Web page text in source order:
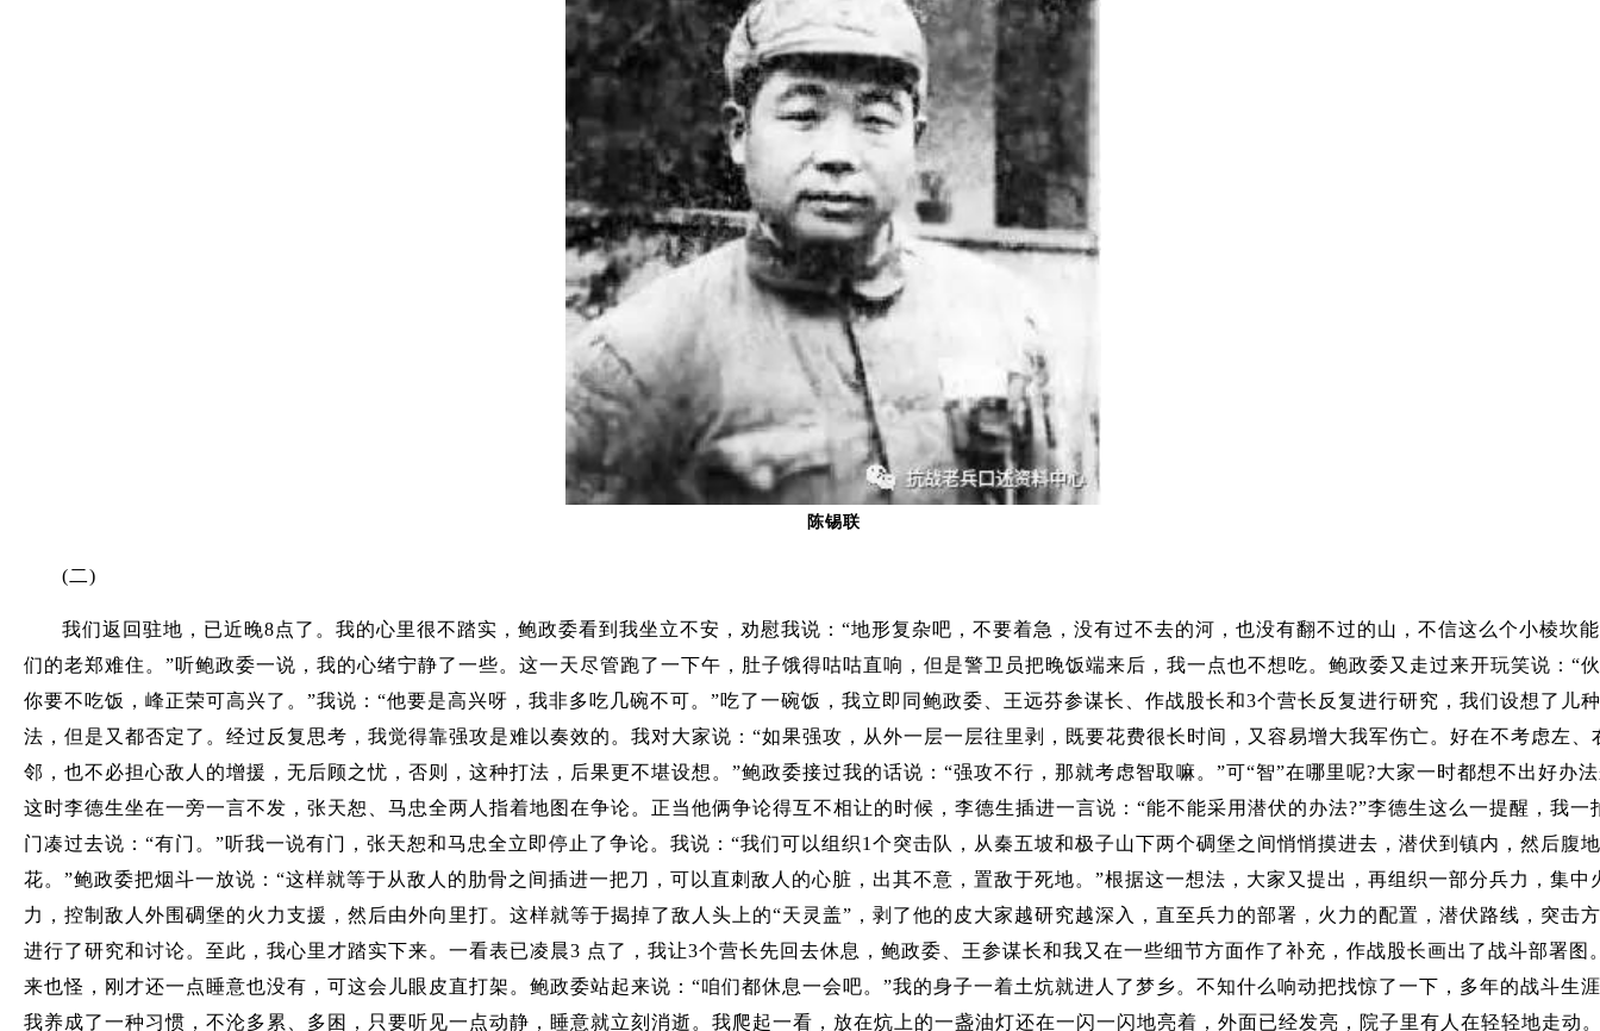
陈锡联
(二)
我们返回驻地，已近晚8点了。我的心里很不踏实，鲍政委看到我坐立不安，劝慰我说：“地形复杂吧，不要着急，没有过不去的河，也没有翻不过的山，不信这么个小棱坎
们的老郑难住。”听鲍政委一说，我的心绪宁静了一些。这一天尽管跑了一下午，肚子饿得咕咕直响，但是警卫员把晚饭端来后，我一点也不想吃。鲍政委又走过来开玩笑说：“
你要不吃饭，峰正荣可高兴了。”我说：“他要是高兴呀，我非多吃几碗不可。”吃了一碗饭，我立即同鲍政委、王远芬参谋长、作战股长和3个营长反复进行研究，我们设想了儿
法，但是又都否定了。经过反复思考，我觉得靠强攻是难以奏效的。我对大家说：“如果强攻，从外一层一层往里剥，既要花费很长时间，又容易增大我军伤亡。好在不考虑左、
邻，也不必担心敌人的增援，无后顾之忧，否则，这种打法，后果更不堪设想。”鲍政委接过我的话说：“强攻不行，那就考虑智取嘛。”可“智”在哪里呢?大家一时都想不出好办
这时李德生坐在一旁一言不发，张天恕、马忠全两人指着地图在争论。正当他俩争论得互不相让的时候，李德生插进一言说：“能不能采用潜伏的办法?”李德生这么一提醒，我一
门凑过去说：“有门。”听我一说有门，张天恕和马忠全立即停止了争论。我说：“我们可以组织1个突击队，从秦五坡和极子山下两个碉堡之间悄悄摸进去，潜伏到镇内，然后腹
花。”鲍政委把烟斗一放说：“这样就等于从敌人的肋骨之间插进一把刀，可以直刺敌人的心脏，出其不意，置敌于死地。”根据这一想法，大家又提出，再组织一部分兵力，集中
力，控制敌人外围碉堡的火力支援，然后由外向里打。这样就等于揭掉了敌人头上的“天灵盖”，剥了他的皮大家越研究越深入，直至兵力的部署，火力的配置，潜伏路线，突击
进行了研究和讨论。至此，我心里才踏实下来。一看表已凌晨3 点了，我让3个营长先回去休息，鲍政委、王参谋长和我又在一些细节方面作了补充，作战股长画出了战斗部署图
来也怪，刚才还一点睡意也没有，可这会儿眼皮直打架。鲍政委站起来说：“咱们都休息一会吧。”我的身子一着土炕就进人了梦乡。不知什么响动把找惊了一下，多年的战斗生
我养成了一种习惯，不沦多累、多困，只要听见一点动静，睡意就立刻消逝。我爬起一看，放在炕上的一盏油灯还在一闪一闪地亮着，外面已经发亮，院子里有人在轻轻地走动